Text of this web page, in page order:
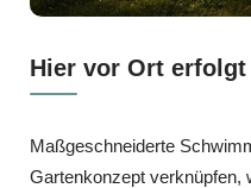
Hier vor Ort erfolgt
Maßgeschneiderte
Gartenkonzept verknüpfen,